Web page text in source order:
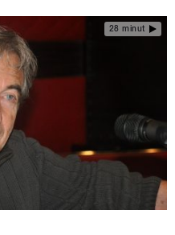
28 minut